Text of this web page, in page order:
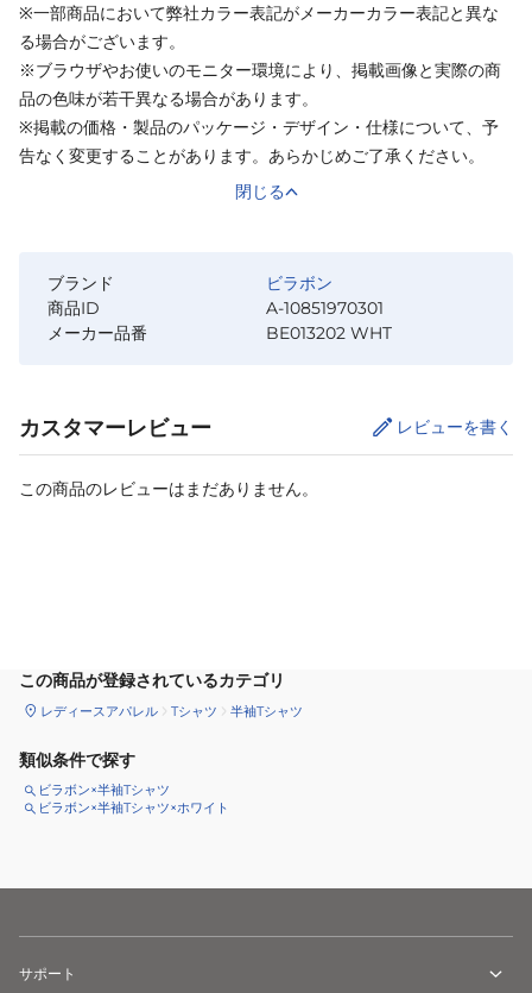
※一部商品において弊社カラー表記がメーカーカラー表記と異な
る場合がございます。
※ブラウザやお使いのモニター環境により、掲載画像と実際の商
品の色味が若干異なる場合があります。
※掲載の価格・製品のパッケージ・デザイン・仕様について、予
告なく変更することがあります。あらかじめご了承ください。
閉じる
ブランド
ビラボン
商品ID
A-10851970301
メーカー品番
BE013202 WHT
カスタマーレビュー レビューを書く
この商品のレビューはまだありません。
この商品が登録されているカテゴリ
レディースアパレル Tシャツ 半袖Tシャツ
類似条件で探す
ビラボン×半袖Tシャツ
ビラボン×半袖Tシャツ×ホワイト
サポート